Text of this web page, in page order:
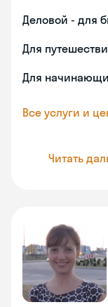
Деловой - для
Для
Для
Все услуги и
Читать